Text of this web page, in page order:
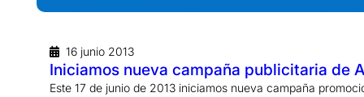
16 junio 2013
Iniciamos nueva campaña publicitaria de
Este 17 de junio de 2013 iniciamos nueva campaña